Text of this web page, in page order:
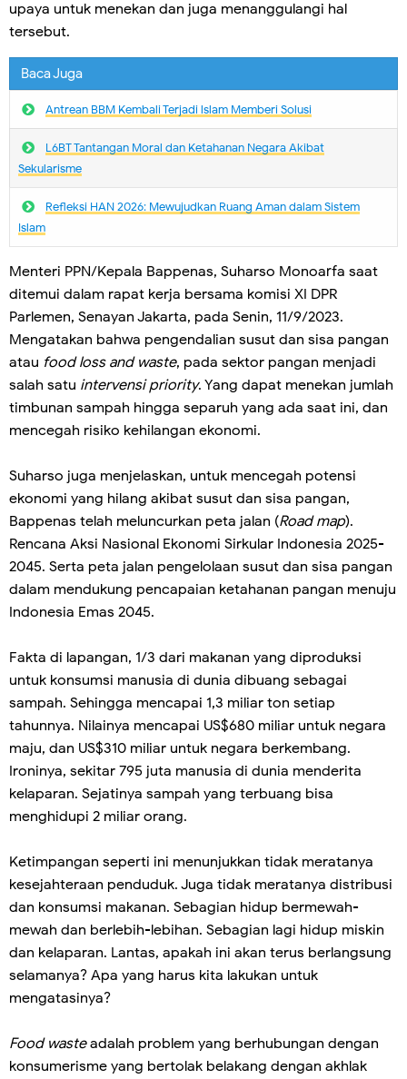
upaya untuk menekan dan juga menanggulangi hal
tersebut.
Baca Juga
Antrean BBM Kembali Terjadi lslam Memberi Solusi
L6BT Tantangan Moral dan Ketahanan Negara Akibat
Sekularisme
Refleksi HAN 2026: Mewujudkan Ruang Aman dalam Sistem
Islam
Menteri PPN/Kepala Bappenas, Suharso Monoarfa saat
ditemui dalam rapat kerja bersama komisi XI DPR
Parlemen, Senayan Jakarta, pada Senin, 11/9/2023.
Mengatakan bahwa pengendalian susut dan sisa pangan
atau food loss and waste, pada sektor pangan menjadi
salah satu intervensi priority. Yang dapat menekan jumlah
timbunan sampah hingga separuh yang ada saat ini, dan
mencegah risiko kehilangan ekonomi.
Suharso juga menjelaskan, untuk mencegah potensi
ekonomi yang hilang akibat susut dan sisa pangan,
Bappenas telah meluncurkan peta jalan (Road map).
Rencana Aksi Nasional Ekonomi Sirkular Indonesia 2025-
2045. Serta peta jalan pengelolaan susut dan sisa pangan
dalam mendukung pencapaian ketahanan pangan menuju
Indonesia Emas 2045.
Fakta di lapangan, 1/3 dari makanan yang diproduksi
untuk konsumsi manusia di dunia dibuang sebagai
sampah. Sehingga mencapai 1,3 miliar ton setiap
tahunnya. Nilainya mencapai US$680 miliar untuk negara
maju, dan US$310 miliar untuk negara berkembang.
Ironinya, sekitar 795 juta manusia di dunia menderita
kelaparan. Sejatinya sampah yang terbuang bisa
menghidupi 2 miliar orang.
Ketimpangan seperti ini menunjukkan tidak meratanya
kesejahteraan penduduk. Juga tidak meratanya distribusi
dan konsumsi makanan. Sebagian hidup bermewah-
mewah dan berlebih-lebihan. Sebagian lagi hidup miskin
dan kelaparan. Lantas, apakah ini akan terus berlangsung
selamanya? Apa yang harus kita lakukan untuk
mengatasinya?
Food wasteadalah problem yang berhubungan dengan
konsumerisme yang bertolak belakang dengan akhlak